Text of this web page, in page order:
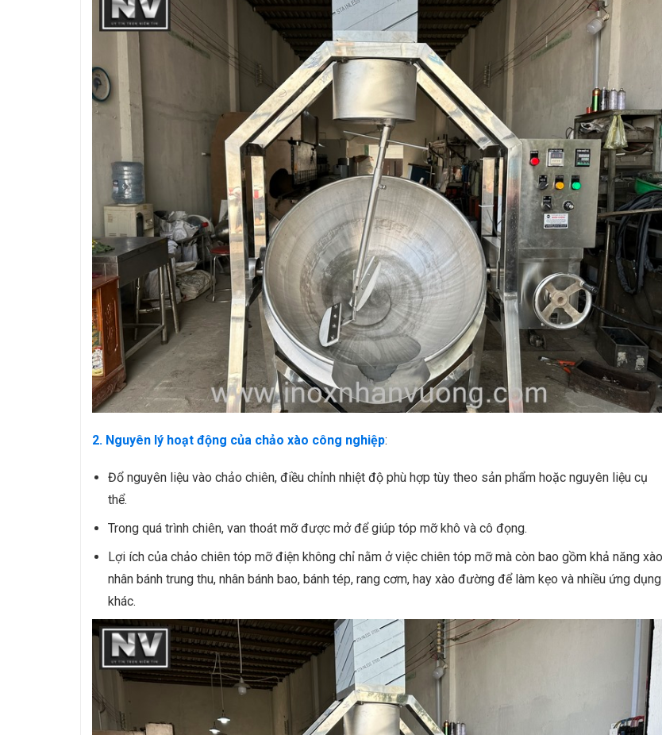
2. Nguyên lý hoạt động của chảo xào công nghiệp:
Đổ nguyên liệu vào chảo chiên, điều chỉnh nhiệt độ phù hợp tùy theo sản phẩm hoặc nguyên liệu cụ
thể.
Trong quá trình chiên, van thoát mỡ được mở để giúp tóp mỡ khô và cô đọng.
Lợi ích của chảo chiên tóp mỡ điện không chỉ nằm ở việc chiên tóp mỡ mà còn bao gồm khả năng xào
nhân bánh trung thu, nhân bánh bao, bánh tép, rang cơm, hay xào đường để làm kẹo và nhiều ứng dụng
khác.